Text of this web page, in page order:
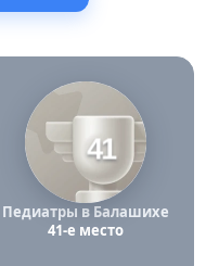
41
Педиатры в Балашихе
41-е место